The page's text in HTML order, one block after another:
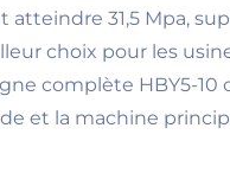
atteindre 31,5 Mpa,
choix pour les
complète HBY5-
et la machine